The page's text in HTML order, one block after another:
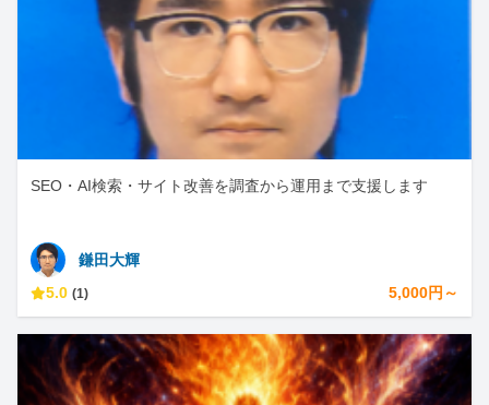
SEO・AI検索・サイト改善を調査から運用まで支援します
鎌田大輝
5.0 (1) 5,000円～